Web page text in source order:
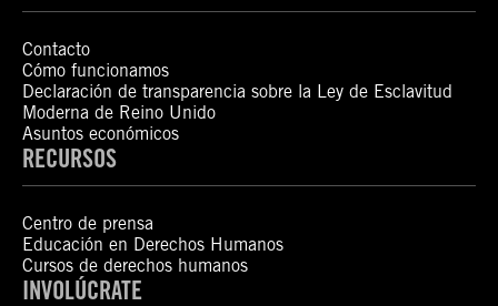
Contacto
Cómo funcionamos
Declaración de transparencia sobre la Ley de Esclavitud
Moderna de Reino Unido
Asuntos económicos
RECURSOS
Centro de prensa
Educación en Derechos Humanos
Cursos de derechos humanos
INVOLÚCRATE